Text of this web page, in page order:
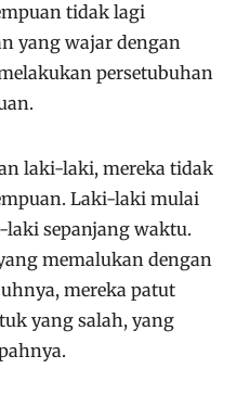
tidak lagi
yang wajar dengan
persetubuhan
laki-laki, mereka tidak
Laki-laki mulai
sepanjang waktu.
memalukan dengan
mereka patut
yang salah, yang